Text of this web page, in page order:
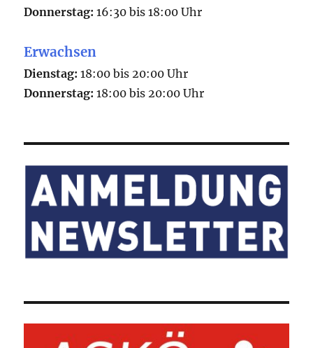
Donnerstag: 16:30 bis 18:00 Uhr
Erwachsen
Dienstag: 18:00 bis 20:00 Uhr
Donnerstag: 18:00 bis 20:00 Uhr